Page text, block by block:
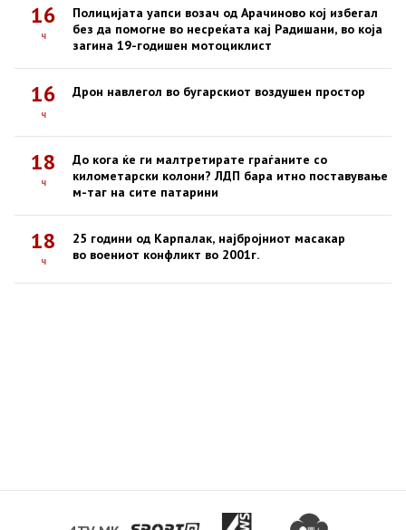
16
ч
Полицијата уапси возач од Арачиново кој избегал
без да помогне во несреќата кај Радишани, во која
загина 19-годишен мотоциклист
16
ч
Дрон навлегол во бугарскиот воздушен простор
18
ч
До кога ќе ги малтретирате граѓаните со
километарски колони? ЛДП бара итно поставување
м-таг на сите патарини
18
ч
25 години од Карпалак, најбројниот масакар
во воениот конфликт во 2001г.